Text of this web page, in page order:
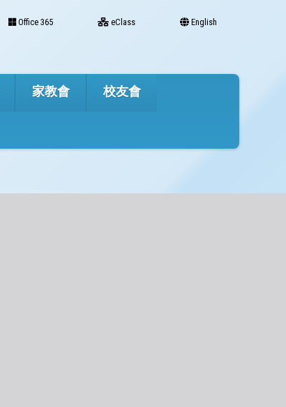
Office 365 eClass English
家教會 校友會